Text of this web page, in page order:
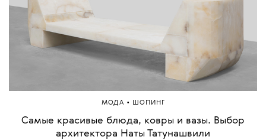
МОДА • ШОПИНГ
Самые красивые блюда, ковры и вазы. Выбор
архитектора Наты Татунашвили